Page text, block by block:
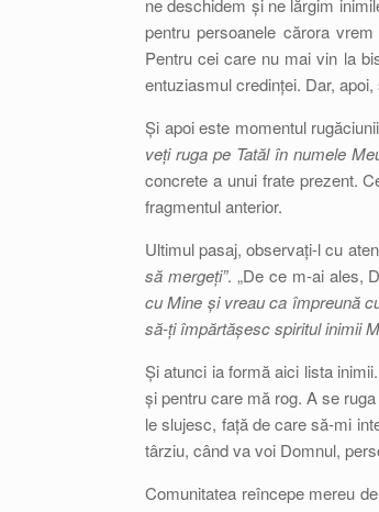
ne deschidem și ne lărgim
pentru persoanele cărora
Pentru cei care nu mai vin la
entuziasmul credinței. Dar,
Și apoi este momentul
veți ruga pe Tatăl în numele
concrete a unui frate prezent.
fragmentul anterior.
Ultimul pasaj, observați-l cu
să mergeți”. „De ce m-ai ales,
cu Mine și vreau ca împreună
să-ți împărtășesc spiritul inimii
Și atunci ia formă aici lista
și pentru care mă rog. A se
le slujesc, față de care să-mi
târziu, când va voi Domnul,
Comunitatea reîncepe mereu